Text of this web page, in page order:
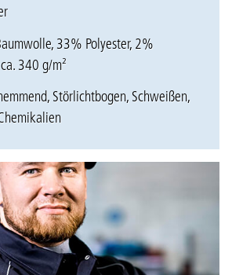
33% Polyester, 2%
340 g/m²
Störlichtbogen, Schweißen,